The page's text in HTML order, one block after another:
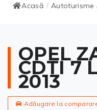
Acasă / Autoturisme
OPEL
CDTI 7
2013
Adăugare la